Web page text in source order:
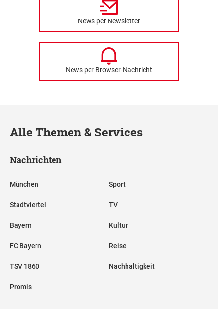
News per Newsletter
News per Browser-Nachricht
Alle Themen & Services
Nachrichten
München
Stadtviertel
Bayern
FC Bayern
TSV 1860
Promis
Sport
TV
Kultur
Reise
Nachhaltigkeit